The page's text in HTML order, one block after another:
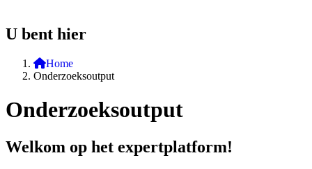
U bent hier
Home
Onderzoeksoutput
Onderzoeksoutput
Welkom op het expertplatform!